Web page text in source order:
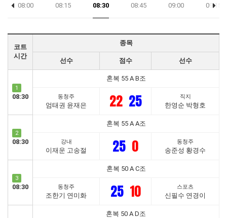
08:00 08:15 08:30 08:45 09:00 09:15
코트
시간
종목
선수 점수 선수
1
08:30
혼복 55 A B조
동청주
엄태권 윤재은 22 25 직지
한영순 박형호
2
08:30
혼복 55 A A조
강내
이재운 고송절 25 0 동청주
송준성 황경수
3
08:30
혼복 50 A C조
동청주
조한기 연미화 25 10 스포츠
신필수 연경이
혼복 50 A D조